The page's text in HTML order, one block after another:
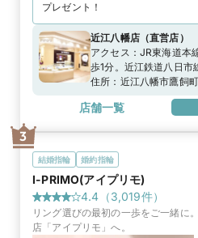
プレゼント！
近江八幡店（直営店 ）
アクセス： JR東海道本
歩1分。近江鉄道八日市
歩約１分。お車でお越
「竜王IC」より約19分
21」の駐車場をご利用
住所： 近江八幡市鷹飼
店舗一覧
結婚指輪 婚約指輪
I-PRIMO(アイプリモ)
4.4 （3,019件）
リング選びの最初の一歩をご一緒に
店「アイプリモ」へ。
3